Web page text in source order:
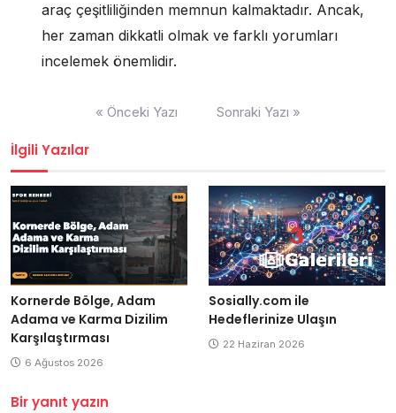
araç çeşitliliğinden memnun kalmaktadır. Ancak,
her zaman dikkatli olmak ve farklı yorumları
incelemek önemlidir.
« Önceki Yazı Sonraki Yazı »
İlgili Yazılar
Kornerde Bölge, Adam
Adama ve Karma Dizilim
Karşılaştırması
6 Ağustos 2026
Sosially.com ile
Hedeflerinize Ulaşın
22 Haziran 2026
Bir yanıt yazın